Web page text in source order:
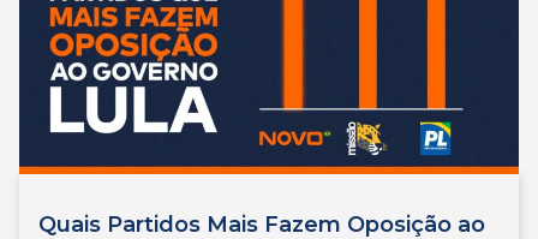
Quais Partidos Mais Fazem Oposição ao